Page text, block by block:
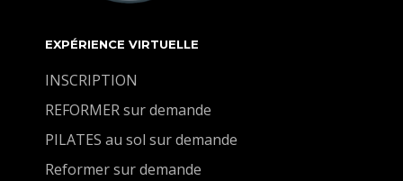
EXPÉRIENCE VIRTUELLE
INSCRIPTION
REFORMER sur demande
PILATES au sol sur demande
Reformer sur demande